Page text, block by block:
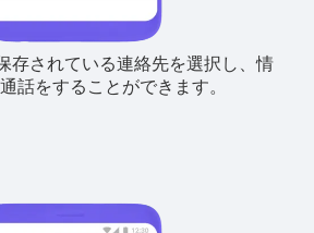
存されている連絡先を選択し、情
話をすることができます。